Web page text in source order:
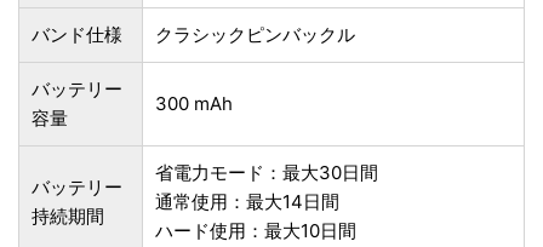
バンド仕様 クラシックピンバックル
バッテリー
容量
300 mAh
バッテリー
持続期間
省電力モード：最大30日間
通常使用：最大14日間
ハード使用：最大10日間